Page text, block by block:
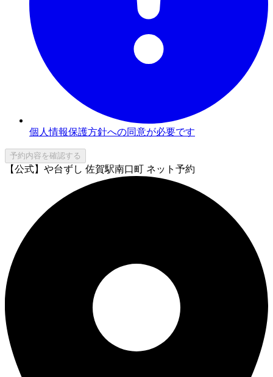
個人情報保護方針への同意が必要です
予約内容を確認する
【公式】や台ずし 佐賀駅南口町 ネット予約